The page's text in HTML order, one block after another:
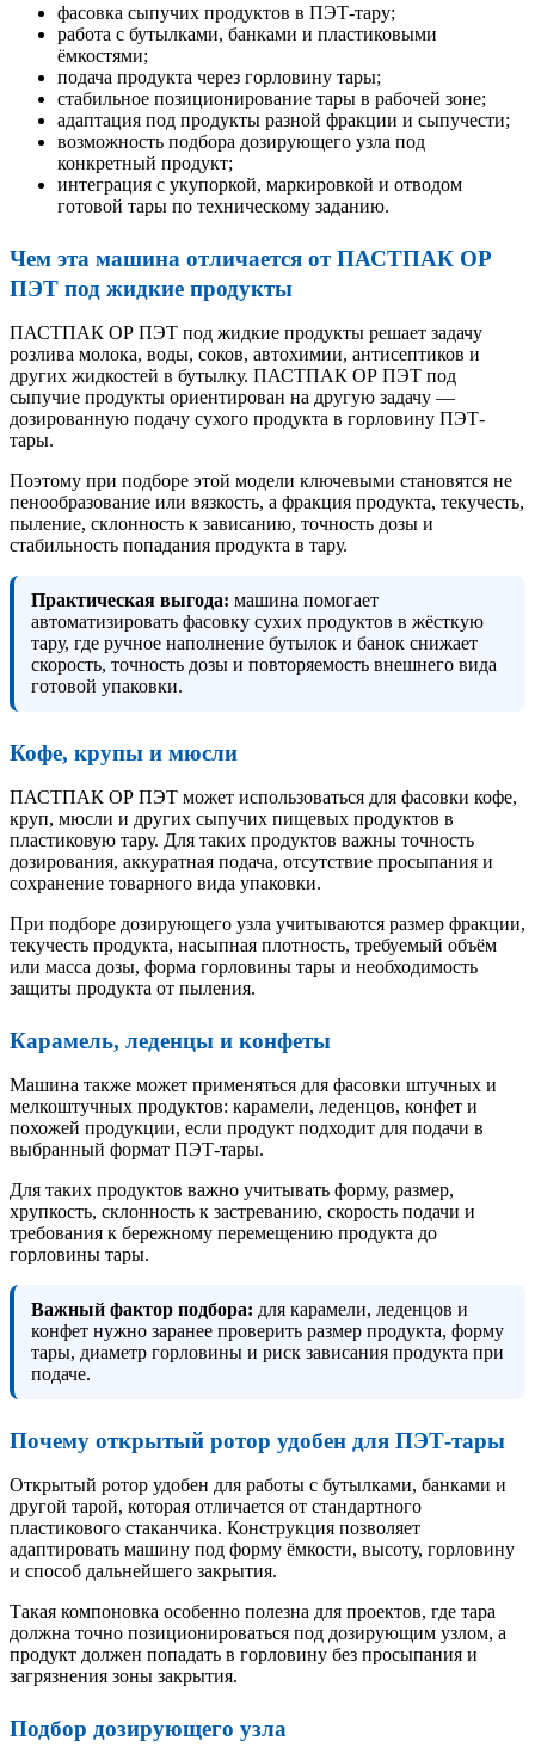
фасовка сыпучих продуктов в ПЭТ-тару;
работа с бутылками, банками и пластиковыми
ёмкостями;
подача продукта через горловину тары;
стабильное позиционирование тары в рабочей зоне;
адаптация под продукты разной фракции и сыпучести;
возможность подбора дозирующего узла под
конкретный продукт;
интеграция с укупоркой, маркировкой и отводом
готовой тары по техническому заданию.
Чем эта машина отличается от ПАСТПАК ОР
ПЭТ под жидкие продукты
ПАСТПАК ОР ПЭТ под жидкие продукты решает задачу
розлива молока, воды, соков, автохимии, антисептиков и
других жидкостей в бутылку. ПАСТПАК ОР ПЭТ под
сыпучие продукты ориентирован на другую задачу —
дозированную подачу сухого продукта в горловину ПЭТ-
тары.
Поэтому при подборе этой модели ключевыми становятся не
пенообразование или вязкость, а фракция продукта, текучесть,
пыление, склонность к зависанию, точность дозы и
стабильность попадания продукта в тару.
Практическая выгода: машина помогает
автоматизировать фасовку сухих продуктов в жёсткую
тару, где ручное наполнение бутылок и банок снижает
скорость, точность дозы и повторяемость внешнего вида
готовой упаковки.
Кофе, крупы и мюсли
ПАСТПАК ОР ПЭТ может использоваться для фасовки кофе,
круп, мюсли и других сыпучих пищевых продуктов в
пластиковую тару. Для таких продуктов важны точность
дозирования, аккуратная подача, отсутствие просыпания и
сохранение товарного вида упаковки.
При подборе дозирующего узла учитываются размер фракции,
текучесть продукта, насыпная плотность, требуемый объём
или масса дозы, форма горловины тары и необходимость
защиты продукта от пыления.
Карамель, леденцы и конфеты
Машина также может применяться для фасовки штучных и
мелкоштучных продуктов: карамели, леденцов, конфет и
похожей продукции, если продукт подходит для подачи в
выбранный формат ПЭТ-тары.
Для таких продуктов важно учитывать форму, размер,
хрупкость, склонность к застреванию, скорость подачи и
требования к бережному перемещению продукта до
горловины тары.
Важный фактор подбора: для карамели, леденцов и
конфет нужно заранее проверить размер продукта, форму
тары, диаметр горловины и риск зависания продукта при
подаче.
Почему открытый ротор удобен для ПЭТ-тары
Открытый ротор удобен для работы с бутылками, банками и
другой тарой, которая отличается от стандартного
пластикового стаканчика. Конструкция позволяет
адаптировать машину под форму ёмкости, высоту, горловину
и способ дальнейшего закрытия.
Такая компоновка особенно полезна для проектов, где тара
должна точно позиционироваться под дозирующим узлом, а
продукт должен попадать в горловину без просыпания и
загрязнения зоны закрытия.
Подбор дозирующего узла